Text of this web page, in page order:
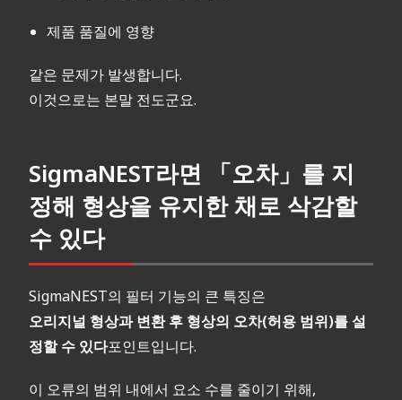
제품 품질에 영향
같은 문제가 발생합니다.
이것으로는 본말 전도군요.
SigmaNEST라면 「오차」를 지
정해 형상을 유지한 채로 삭감할
수 있다
SigmaNEST의 필터 기능의 큰 특징은
오리지널 형상과 변환 후 형상의 오차(허용 범위)를 설
정할 수 있다포인트입니다.
이 오류의 범위 내에서 요소 수를 줄이기 위해,